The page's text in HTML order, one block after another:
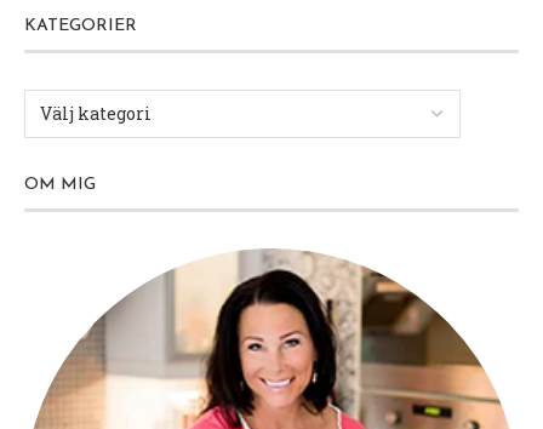
KATEGORIER
OM MIG